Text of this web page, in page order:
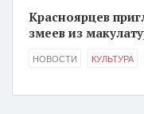
Красноярцев
змеев из
НОВОСТИ КУЛЬТУРА